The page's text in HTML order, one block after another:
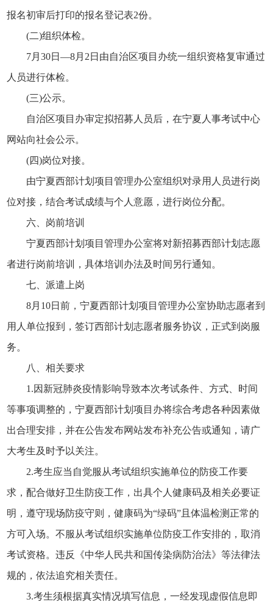
报名初审后打印的报名登记表2份。
(二)组织体检。
7月30日—8月2日由自治区项目办统一组织资格复审通过
人员进行体检。
(三)公示。
自治区项目办审定拟招募人员后，在宁夏人事考试中心
网站向社会公示。
(四)岗位对接。
由宁夏西部计划项目管理办公室组织对录用人员进行岗
位对接，结合考试成绩与个人意愿，进行岗位分配。
六、岗前培训
宁夏西部计划项目管理办公室将对新招募西部计划志愿
者进行岗前培训，具体培训办法及时间另行通知。
七、派遣上岗
8月10日前，宁夏西部计划项目管理办公室协助志愿者到
用人单位报到，签订西部计划志愿者服务协议，正式到岗服
务。
八、相关要求
1.因新冠肺炎疫情影响导致本次考试条件、方式、时间
等事项调整的，宁夏西部计划项目办将综合考虑各种因素做
出合理安排，并在公告发布网站发布补充公告或通知，请广
大考生及时予以关注。
2.考生应当自觉服从考试组织实施单位的防疫工作要
求，配合做好卫生防疫工作，出具个人健康码及相关必要证
明，遵守现场防疫守则，健康码为“绿码”且体温检测正常的
方可入场。不服从考试组织实施单位防疫工作安排的，取消
考试资格。违反《中华人民共和国传染病防治法》等法律法
规的，依法追究相关责任。
3.考生须根据真实情况填写信息，一经发现虚假信息即